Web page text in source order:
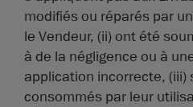
modifiés ou réparés par
le Vendeur, (ii) ont été
à de la négligence ou à
application incorrecte, (iii)
consommés par leur